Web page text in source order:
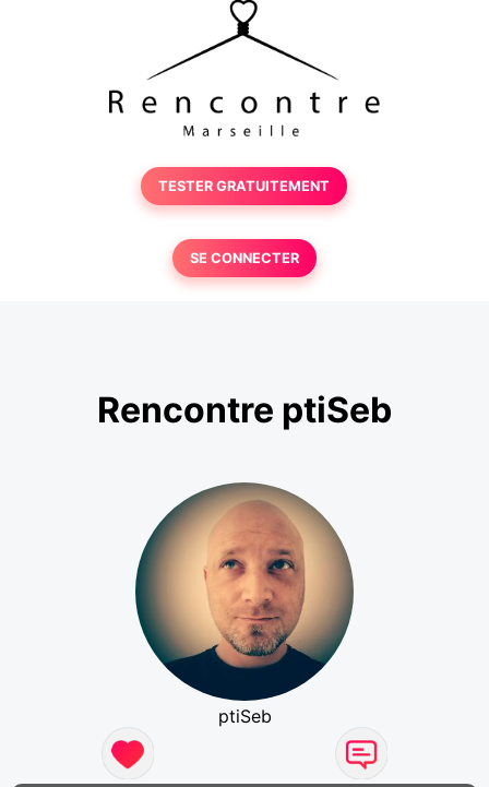
TESTER GRATUITEMENT
SE CONNECTER
Rencontre ptiSeb
ptiSeb